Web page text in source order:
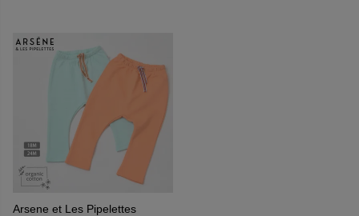
Arsene et Les Pipelettes